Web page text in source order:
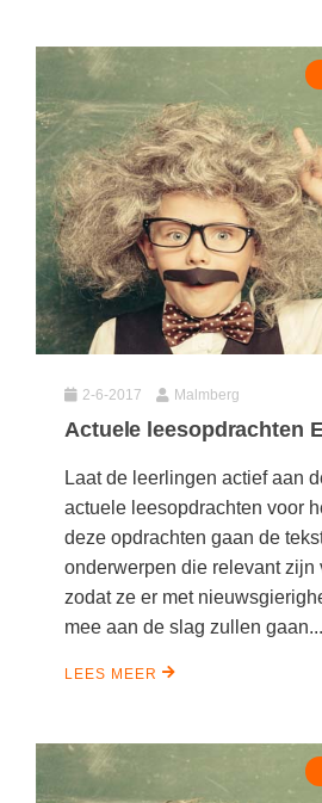
2-6-2017 Malmberg
Actuele leesopdrachten
Laat de leerlingen actief aan
actuele leesopdrachten voor
deze opdrachten gaan de
onderwerpen die relevant zijn
zodat ze er met
mee aan de slag zullen gaan...
LEES MEER